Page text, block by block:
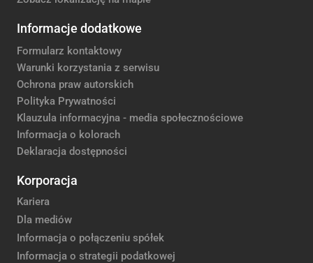
Informacje dodatkowe
Formularz kontaktowy
Warunki korzystania z serwisu
Ochrona praw autorskich
Polityka Prywatności
Klauzula informacyjna - media społecznościowe
Informacja o kolorach
Deklaracja dostępności
Korporacja
Kariera
Dla mediów
Informacja o połączeniu spółek
Informacja o strategii podatkowej